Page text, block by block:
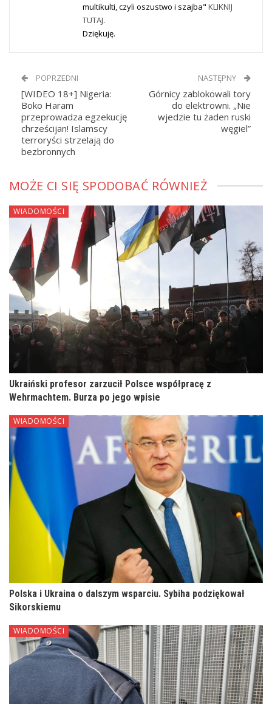
multikulti, czyli oszustwo i szajba" KLIKNIJ
TUTAJ.
Dziękuję.
POPRZEDNI
[WIDEO 18+] Nigeria:
Boko Haram
przeprowadza egzekucję
chrześcijan! Islamscy
terroryści strzelają do
bezbronnych
NASTĘPNY
Górnicy zablokowali tory
do elektrowni. „Nie
wjedzie tu żaden ruski
węgiel”
MOŻE CI SIĘ SPODOBAĆ RÓWNIEŻ
WIADOMOŚCI
Ukraiński profesor zarzucił Polsce współpracę z
Wehrmachtem. Burza po jego wpisie
WIADOMOŚCI
Polska i Ukraina o dalszym wsparciu. Sybiha podziękował
Sikorskiemu
WIADOMOŚCI